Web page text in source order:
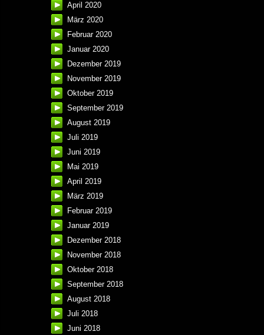
April 2020
März 2020
Februar 2020
Januar 2020
Dezember 2019
November 2019
Oktober 2019
September 2019
August 2019
Juli 2019
Juni 2019
Mai 2019
April 2019
März 2019
Februar 2019
Januar 2019
Dezember 2018
November 2018
Oktober 2018
September 2018
August 2018
Juli 2018
Juni 2018